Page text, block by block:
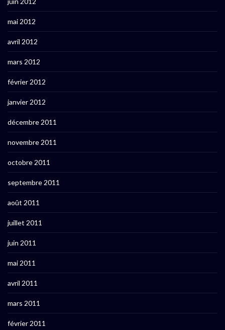
mai 2012
avril 2012
mars 2012
février 2012
janvier 2012
décembre 2011
novembre 2011
octobre 2011
septembre 2011
août 2011
juillet 2011
juin 2011
mai 2011
avril 2011
mars 2011
février 2011